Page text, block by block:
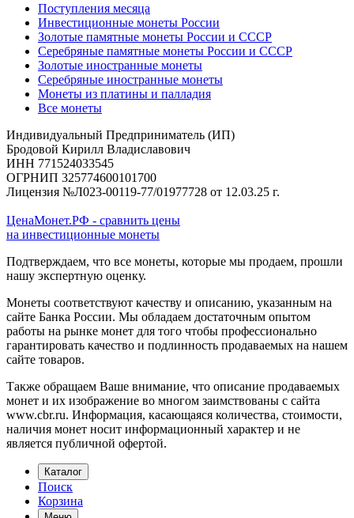
Поступления месяца
Инвестиционные монеты России
Золотые памятные монеты России и СССР
Серебряные памятные монеты России и СССР
Золотые иностранные монеты
Серебряные иностранные монеты
Монеты из платины и палладия
Все монеты
Индивидуальный Предприниматель (ИП)
Бродовой Кирилл Владиславович
ИНН 771524033545
ОГРНИП 325774600101700
Лицензия №Л023-00119-77/01977728 от 12.03.25 г.
ЦенаМонет.РФ - сравнить цены
на инвестиционные монеты
Подтверждаем, что все монеты, которые мы продаем, прошли
нашу экспертную оценку.
Монеты соответствуют качеству и описанию, указанным на
сайте Банка России. Мы обладаем достаточным опытом
работы на рынке монет для того чтобы профессионально
гарантировать качество и подлинность продаваемых на нашем
сайте товаров.
Также обращаем Ваше внимание, что описание продаваемых
монет и их изображение во многом заимствованы с сайта
www.cbr.ru. Информация, касающаяся количества, стоимости,
наличия монет носит информационный характер и не
является публичной офертой.
Каталог
Поиск
Корзина